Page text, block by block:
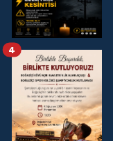
4